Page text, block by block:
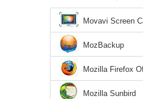
Movavi Screen
MozBackup
Mozilla Firefox
Mozilla Sunbird